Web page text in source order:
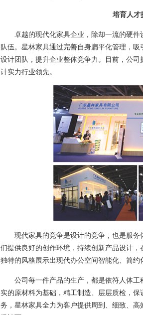
培育人才
卓越的现代化家具企业，除却一流的硬件
队伍。星林家具通过完善自身扁平化管理，
设计团队，提升企业整体竞争力。目前，公
计实力行业领先。
现代家具的竞争是设计的竞争，也是服务
们提供良好的创作环境，持续创新产品设计
独特的风格展示出现代办公空间智能化、简约
公司每一件产品的生产，都是依符人体工
实的原材料为基础，精工制造、层层质检，
务，星林家具全力为客户提供周到、细致、